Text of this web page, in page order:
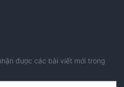
được các bài viết mới trong